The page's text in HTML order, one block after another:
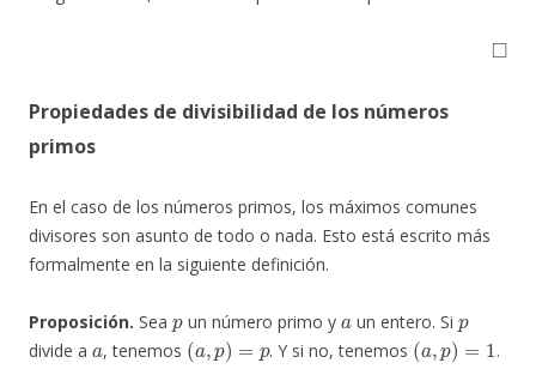
◻
Propiedades de divisibilidad de los números
primos
En el caso de los números primos, los máximos comunes
divisores son asunto de todo o nada. Esto está escrito más
formalmente en la siguiente definición.
Proposición. Sea un número primo y un entero. Si
divide a
a
, tenemos
(a, p)=p
. Y si no, tenemos
(a, p)=
.